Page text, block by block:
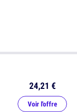
24,21 €
Voir l'offre